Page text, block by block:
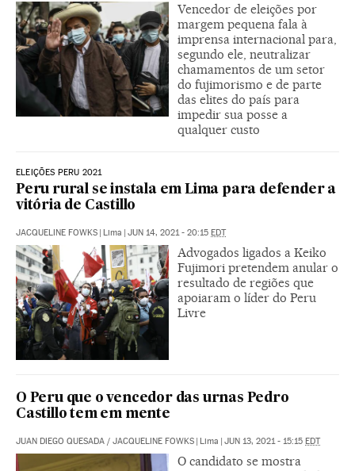
Vencedor de eleições por
margem pequena fala à
imprensa internacional para,
segundo ele, neutralizar
chamamentos de um setor
do fujimorismo e de parte
das elites do país para
impedir sua posse a
qualquer custo
ELEIÇÕES PERU 2021
Peru rural se instala em Lima para defender a
vitória de Castillo
JACQUELINE FOWKS | Lima | JUN 14, 2021 - 20:15 EDT
Advogados ligados a Keiko
Fujimori pretendem anular o
resultado de regiões que
apoiaram o líder do Peru
Livre
O Peru que o vencedor das urnas Pedro
Castillo tem em mente
JUAN DIEGO QUESADA / JACQUELINE FOWKS | Lima | JUN 13, 2021 - 15:15 EDT
O candidato se mostra